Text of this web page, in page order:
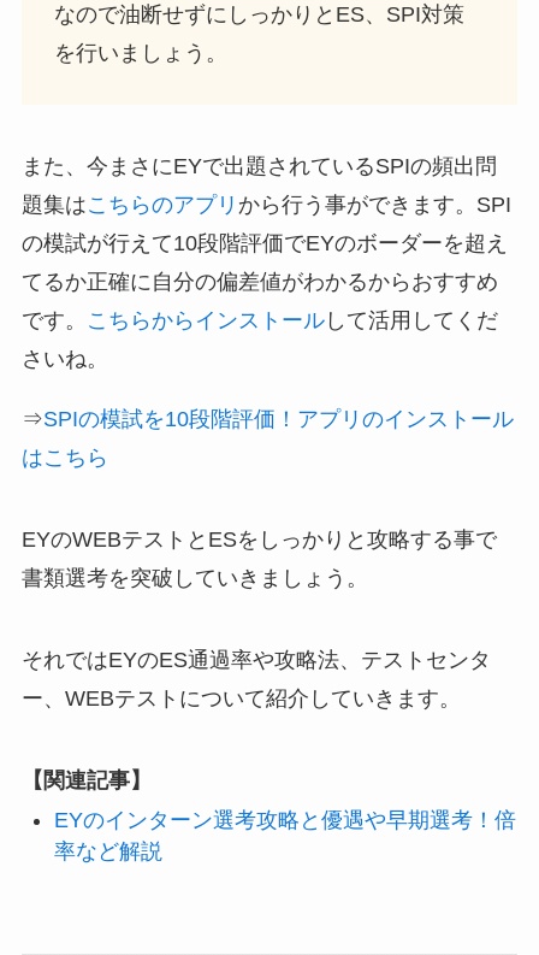
なので油断せずにしっかりとES、SPI対策
を行いましょう。
また、今まさにEYで出題されているSPIの頻出問
題集はこちらのアプリ から行う事ができます。SPI
の模試が行えて10段階評価でEYのボーダーを超え
てるか正確に自分の偏差値がわかるからおすすめ
です。
こちらからインストールして活用してくだ
さいね。
⇒SPIの模試を10段階評価！アプリのインストール
はこちら
EYのWEBテストとESをしっかりと攻略する事で
書類選考を突破していきましょう。
それではEYのES通過率や攻略法、テストセンタ
ー、WEBテストについて紹介していきます。
【関連記事】
EYのインターン選考攻略と優遇や早期選考！倍
率など解説